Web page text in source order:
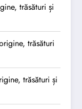
trăsături și
trăsături
trăsături și